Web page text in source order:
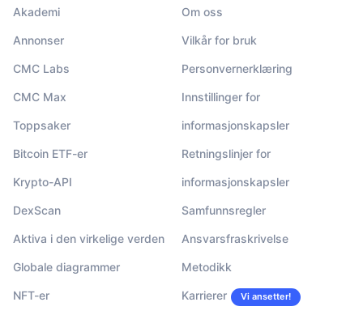
Akademi
Annonser
CMC Labs
CMC Max
Toppsaker
Bitcoin ETF-er
Krypto-API
DexScan
Aktiva i den virkelige verden
Globale diagrammer
NFT-er
Om oss
Vilkår for bruk
Personvernerklæring
Innstillinger for
informasjonskapsler
Retningslinjer for
informasjonskapsler
Samfunnsregler
Ansvarsfraskrivelse
Metodikk
Karrierer Vi ansetter!